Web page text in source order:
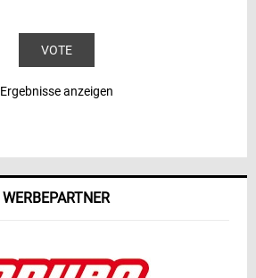
Ergebnisse anzeigen
WERBEPARTNER